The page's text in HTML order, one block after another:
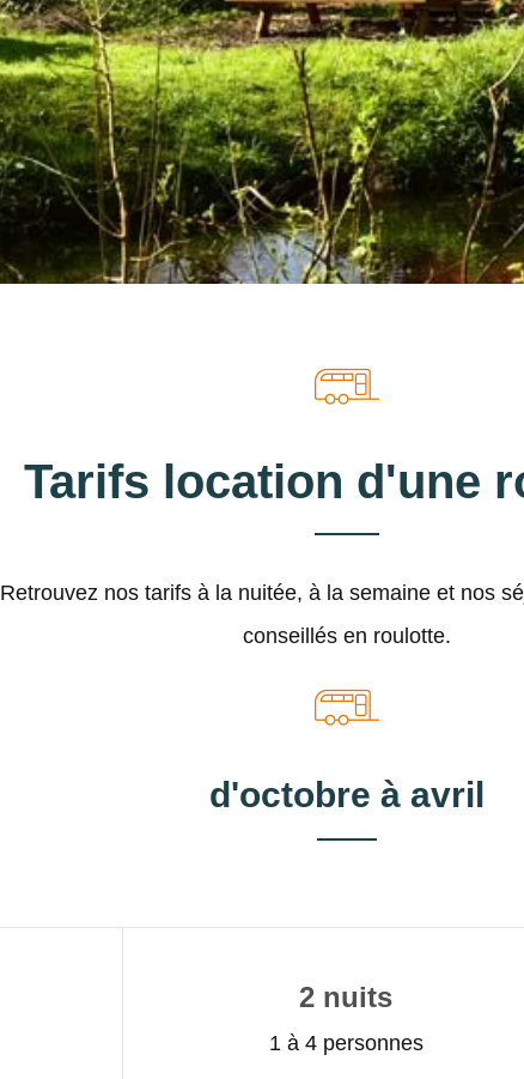
Tarifs location d'une
Retrouvez nos tarifs à la nuitée, à la semaine et nos
conseillés en roulotte.
d'octobre à avril
2 nuits
1 à 4 personnes